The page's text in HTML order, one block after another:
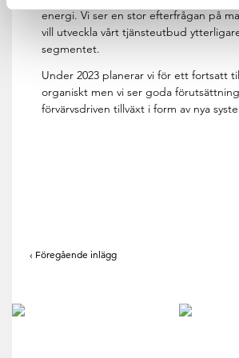
energi. Vi ser en stor efterfrågan på
vill utveckla vårt tjänsteutbud
segmentet.
Under 2023 planerar vi för ett fortsatt
organiskt men vi ser goda
förvärvsdriven tillväxt i form av nya
‹ Föregående inlägg